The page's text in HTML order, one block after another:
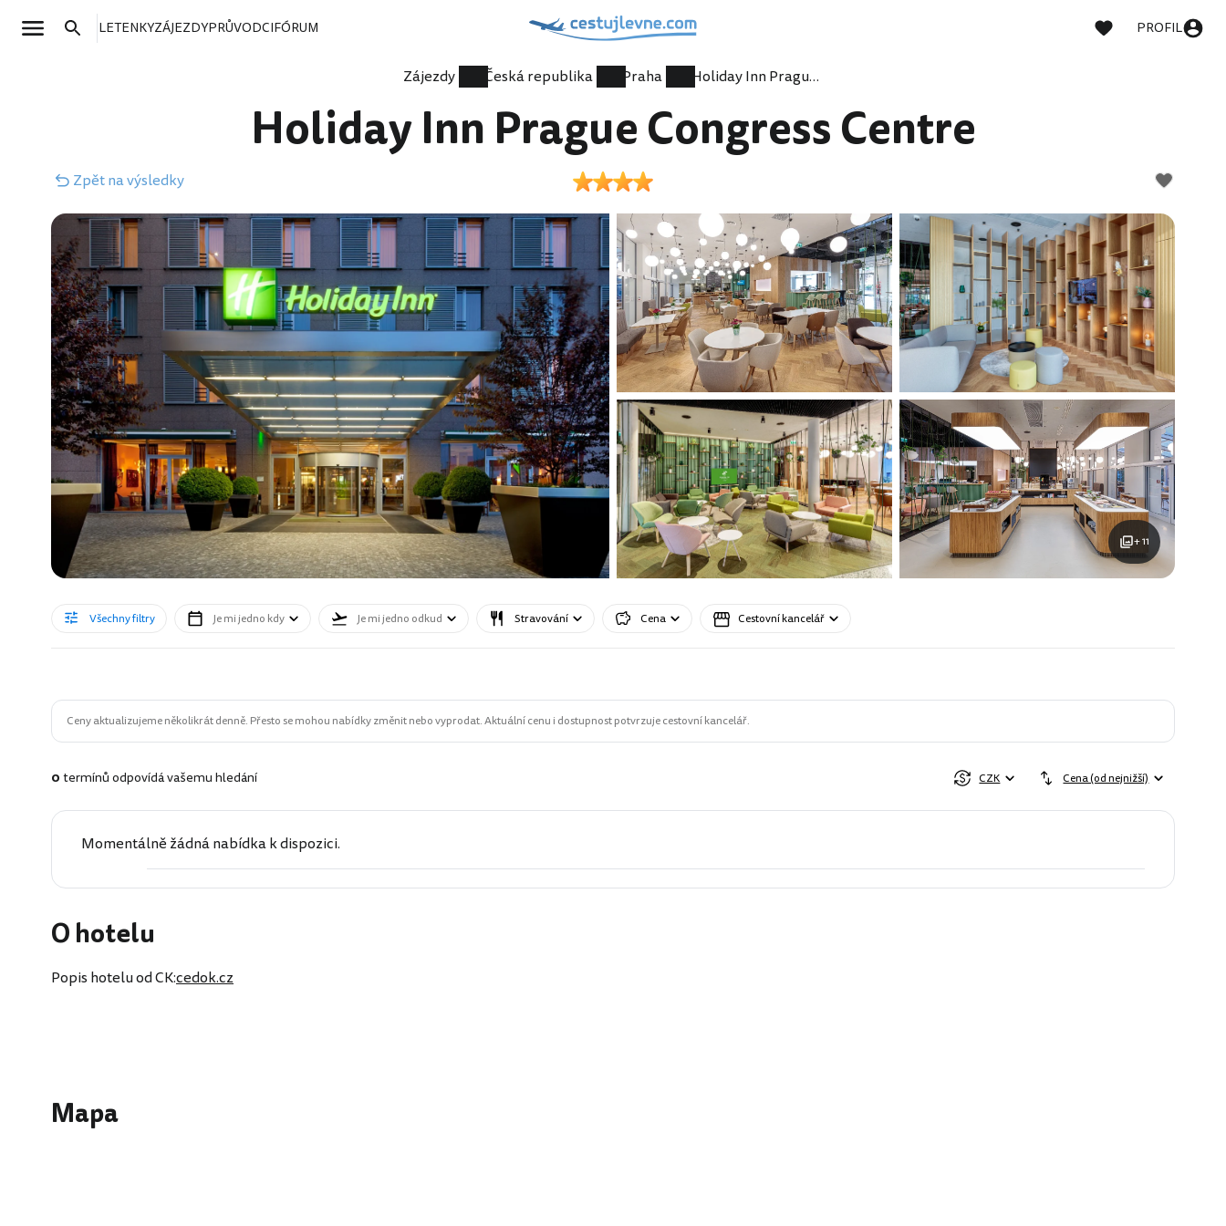
LETENKYZÁJEZDYPRŮVODCIFÓRUM PROFIL
Zájezdy Česká republika Praha Holiday Inn Prague Congress Centre
Holiday Inn Prague Congress Centre
Zpětna výsledky
+ 11
Všechny filtry Je mi jedno kdy Je mi jedno odkud Stravování Cena Cestovní kancelář
Ceny aktualizujeme několikrát denně. Přesto se mohou nabídky změnit nebo vyprodat. Aktuální cenu i dostupnost potvrzuje cestovní kancelář.
0termínů odpovídá vašemu hledání CZK Cena (od nejnižší)
Momentálně žádná nabídka k dispozici.
O hotelu
Popis hotelu od CK:cedok.cz
Mapa